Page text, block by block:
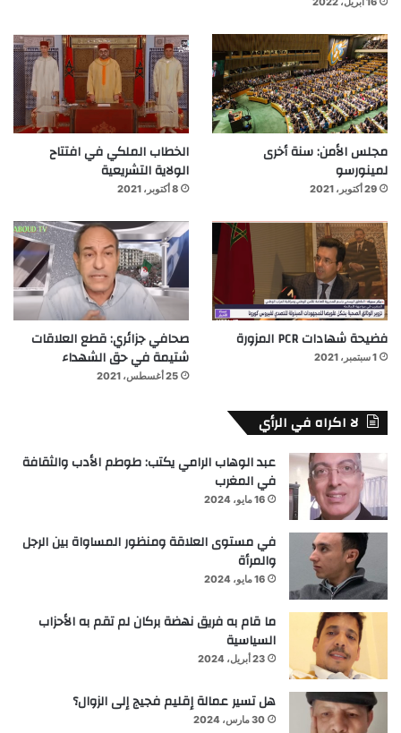
مجلس الأمن: سنة أخرى
لمينورسو
29 أكتوبر، 2021
الخطاب الملكي في افتتاح
الولاية التشريعية
8 أكتوبر، 2021
فضيحة شهادات PCR المزورة
1 سبتمبر، 2021
صحافي جزائري: قطع العلاقات
شتيمة في حق الشهداء
25 أغسطس، 2021
لا اكراه في الرأي
عبد الوهاب الرامي يكتب: طوطم الأدب والثقافة
في المغرب
16 مايو، 2024
في مستوى العلاقة ومنظور المساواة بين الرجل
والمرأة
16 مايو، 2024
ما قام به فريق نهضة بركان لم تقم به الأحزاب
السياسية
23 أبريل، 2024
هل تسير عمالة إقليم فجيج إلى الزوال؟
30 مارس، 2024